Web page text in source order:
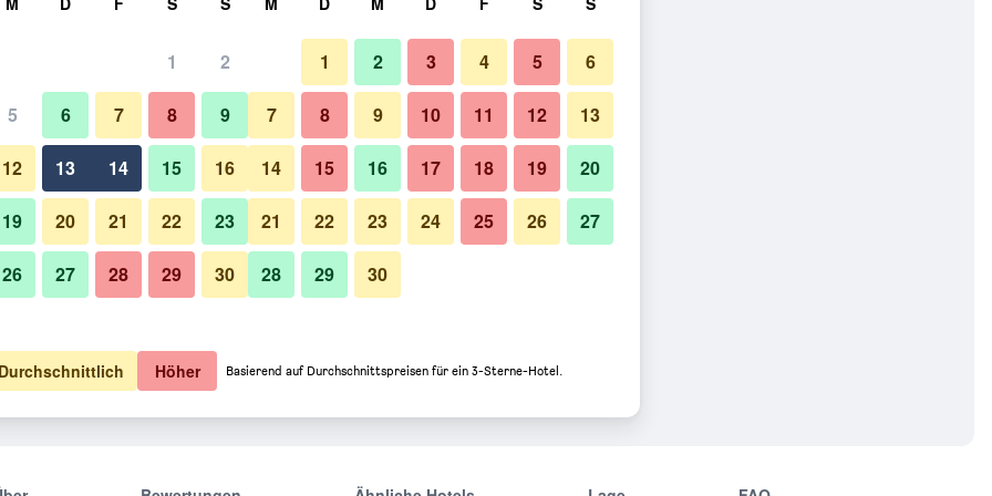
Preise anzeigen
Preise anzeigen
1 2
5 6 7 8 9
12 13 14 15 16
19 20 21 22 23
26 27 28 29 30
1 2 3 4 5 6
7 8 9 10 11 12 13
14 15 16 17 18 19 20
21 22 23 24 25 26 27
28 29 30
Durchschnittlich Höher Basierend auf Durchschnittspreisen für ein 3-Sterne-Hotel.